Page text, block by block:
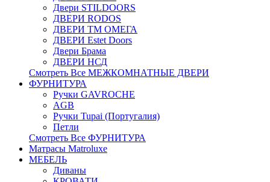
Двери STILDOORS
ДВЕРИ RODOS
ДВЕРИ ТМ ОМЕГА
ДВЕРИ Estet Doors
Двери Брама
ДВЕРИ НСД
Смотреть Все МЕЖКОМНАТНЫЕ ДВЕРИ
ФУРНИТУРА
Ручки GAVROCHE
AGB
Ручки Tupai (Португалия)
Петли
Смотреть Все ФУРНИТУРА
Матрасы Matroluxe
МЕБЕЛЬ
Диваны